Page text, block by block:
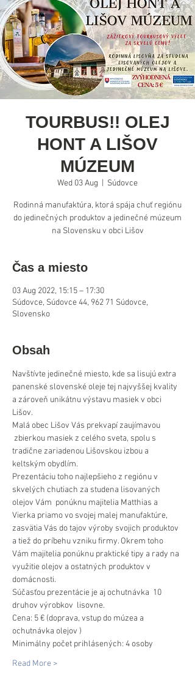
TOURBUS!! OLEJ
HONT A LIŠOV
MÚZEUM
Wed 03 Aug Súdovce
Rodinná manufaktúra, ktorá spája chuť regiónu
do jedinečných produktov a jedinečné múzeum
na Slovensku v obci Lišov
Čas a miesto
03 Aug 2022, 15:15 – 17:30
Súdovce, Súdovce 44, 962 71 Súdovce,
Slovensko
Obsah
Navštívte jedinečné miesto, kde sa lisujú extra
panenské slovenské oleje tej najvyššej kvality
a zároveň unikátnu výstavu masiek v obci
Lišov.
Malá obec Lišov Vás prekvapí zaujímavou
zbierkou masiek z celého sveta, spolu s
tradične zariadenou Lišovskou izbou a
keltským obydlím.
Prezentáciu toho najlepšieho z regiónu v
skvelých chutiach za studena lisovaných
olejov Vám  ponúknu majitelia Matthias a
Vierka priamo vo svojej malej manufaktúre,
zasvätia Vás do tajov výroby svojich produktov
a tiež do príbehu vzniku firmy. Okrem toho
Vám majitelia ponúknu praktické tipy a rady na
využitie olejov a ostatných produktov v
domácnosti.
Súčasťou prezentácie je aj ochutnávka  10
druhov výrobkov  lisovne.
Cena: 5 € (doprava, vstup do múzea a
ochutnávka olejov )
Minimálny počet prihlásených: 4 osoby
Read More >